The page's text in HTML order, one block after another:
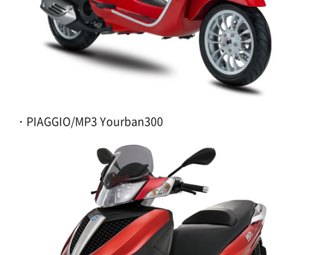
・PIAGGIO/MP3 Yourban300